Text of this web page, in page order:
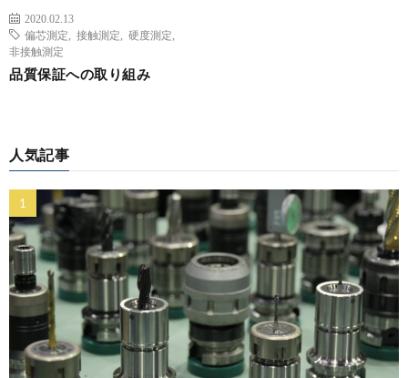
2020.02.13
偏芯測定
接触測定 硬度測定
非接触測定
品質保証への取り組み
人気記事